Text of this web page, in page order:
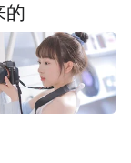
频、图片或音
用户上传并发
the videos,
and posted
social media
storage
的